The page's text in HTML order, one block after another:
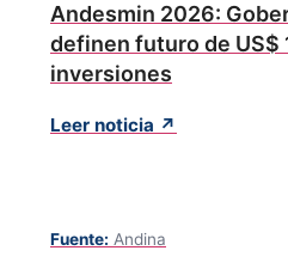
Andesmin 2026:
definen futuro de US$
inversiones
Leer noticia ↗
Fuente: Andina